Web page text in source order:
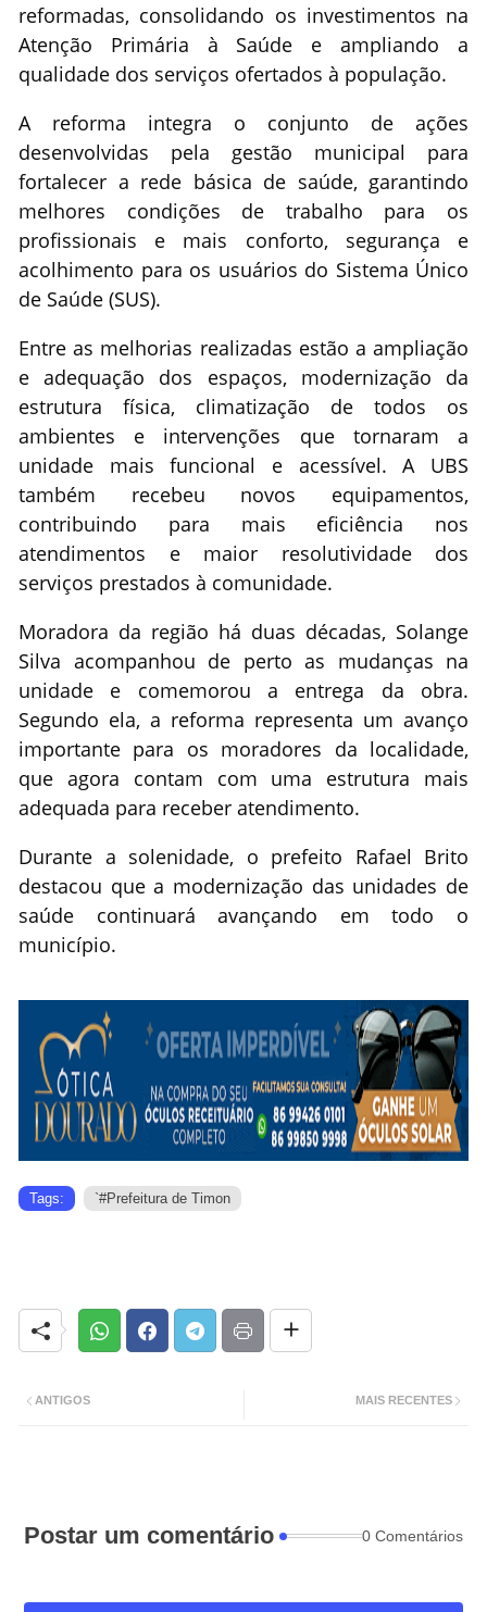
reformadas, consolidando os investimentos na
Atenção Primária à Saúde e ampliando a
qualidade dos serviços ofertados à população.
A reforma integra o conjunto de ações
desenvolvidas pela gestão municipal para
fortalecer a rede básica de saúde, garantindo
melhores condições de trabalho para os
profissionais e mais conforto, segurança e
acolhimento para os usuários do Sistema Único
de Saúde (SUS).
Entre as melhorias realizadas estão a ampliação
e adequação dos espaços, modernização da
estrutura física, climatização de todos os
ambientes e intervenções que tornaram a
unidade mais funcional e acessível. A UBS
também recebeu novos equipamentos,
contribuindo para mais eficiência nos
atendimentos e maior resolutividade dos
serviços prestados à comunidade.
Moradora da região há duas décadas, Solange
Silva acompanhou de perto as mudanças na
unidade e comemorou a entrega da obra.
Segundo ela, a reforma representa um avanço
importante para os moradores da localidade,
que agora contam com uma estrutura mais
adequada para receber atendimento.
Durante a solenidade, o prefeito Rafael Brito
destacou que a modernização das unidades de
saúde continuará avançando em todo o
município.
Tags: `#Prefeitura de Timon
MAIS RECENTES
ANTIGOS
Postar um comentário 0 Comentários